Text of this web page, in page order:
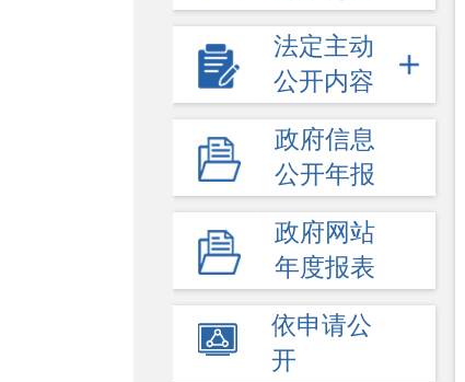
法定主动
公开内容
政府信息
公开年报
政府网站
年度报表
依申请公
开